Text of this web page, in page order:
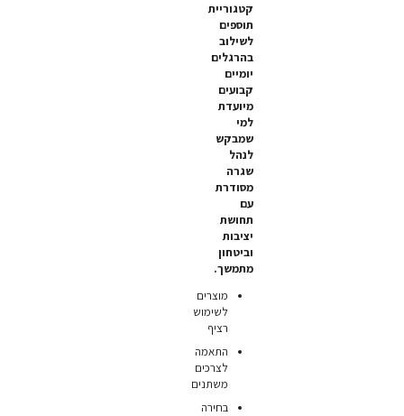
קטגוריית
תוספים
לשילוב
בהרגלים
יומיים
קבועים
מיועדת
למי
שמבקש
לנהל
שגרה
מסודרת
עם
תחושת
יציבות
וביטחון
מתמשך.
מוצרים
לשימוש
רציף
התאמה
לצרכים
משתנים
בחירה